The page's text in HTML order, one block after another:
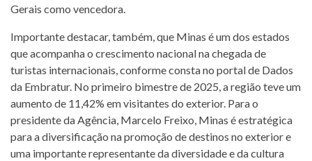
Gerais como vencedora.
Importante destacar, também, que Minas é um dos estados
que acompanha o crescimento nacional na chegada de
turistas internacionais, conforme consta no portal de Dados
da Embratur. No primeiro bimestre de 2025, a região teve um
aumento de 11,42% em visitantes do exterior. Para o
presidente da Agência, Marcelo Freixo, Minas é estratégica
para a diversificação na promoção de destinos no exterior e
uma importante representante da diversidade e da cultura